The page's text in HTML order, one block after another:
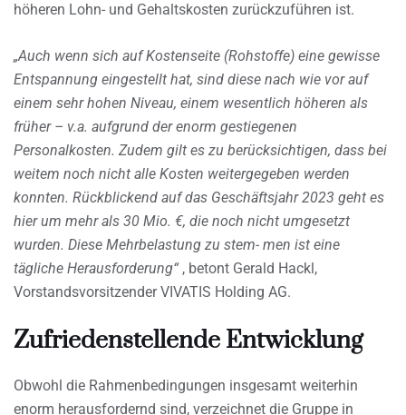
höheren Lohn- und Gehaltskosten zurückzuführen ist.
„Auch wenn sich auf Kostenseite (Rohstoffe) eine gewisse
Entspannung eingestellt hat, sind diese nach wie vor auf
einem sehr hohen Niveau, einem wesentlich höheren als
früher – v.a. aufgrund der enorm gestiegenen
Personalkosten. Zudem gilt es zu berücksichtigen, dass bei
weitem noch nicht alle Kosten weitergegeben werden
konnten. Rückblickend auf das Geschäftsjahr 2023 geht es
hier um mehr als 30 Mio. €, die noch nicht umgesetzt
wurden. Diese Mehrbelastung zu stem- men ist eine
tägliche Herausforderung“, betont Gerald Hackl,
Vorstandsvorsitzender VIVATIS Holding AG.
Zufriedenstellende Entwicklung
Obwohl die Rahmenbedingungen insgesamt weiterhin
enorm herausfordernd sind, verzeichnet die Gruppe in